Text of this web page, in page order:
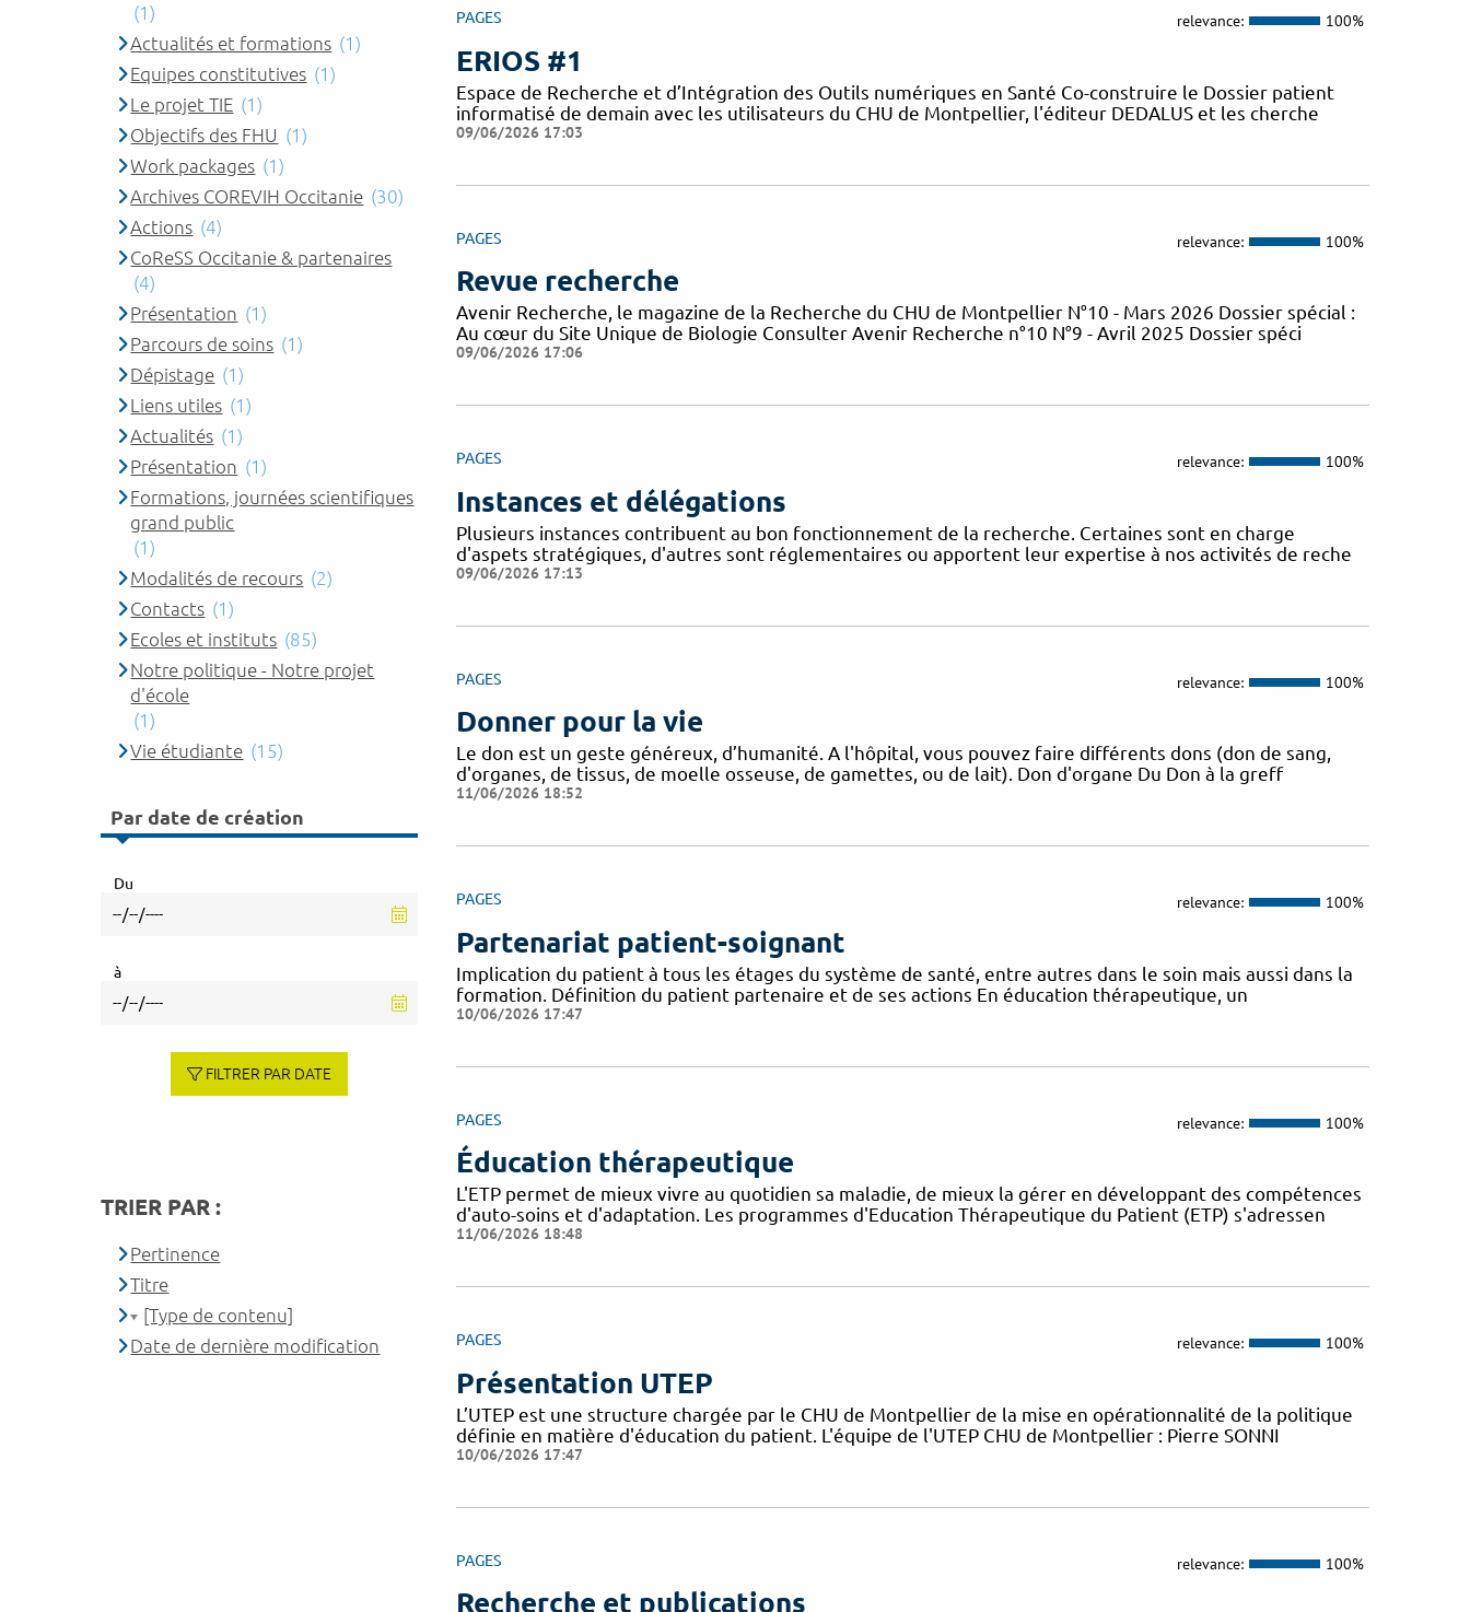
PAGES relevance: 100%
ERIOS #1
Espace de Recherche et d’Intégration des Outils numériques en Santé Co-construire le Dossier patient
informatisé de demain avec les utilisateurs du CHU de Montpellier, l'éditeur DEDALUS et les cherche
09/06/2026 17:03
PAGES relevance: 100%
Revue recherche
Avenir Recherche, le magazine de la Recherche du CHU de Montpellier N°10 - Mars 2026 Dossier spécial :
Au cœur du Site Unique de Biologie Consulter Avenir Recherche n°10 N°9 - Avril 2025 Dossier spéci
09/06/2026 17:06
PAGES relevance: 100%
Instances et délégations
Plusieurs instances contribuent au bon fonctionnement de la recherche. Certaines sont en charge
d'aspets stratégiques, d'autres sont réglementaires ou apportent leur expertise à nos activités de reche
09/06/2026 17:13
PAGES relevance: 100%
Donner pour la vie
Le don est un geste généreux, d’humanité. A l'hôpital, vous pouvez faire différents dons (don de sang,
d'organes, de tissus, de moelle osseuse, de gamettes, ou de lait). Don d'organe Du Don à la greff
11/06/2026 18:52
PAGES relevance: 100%
Partenariat patient-soignant
Implication du patient à tous les étages du système de santé, entre autres dans le soin mais aussi dans la
formation. Définition du patient partenaire et de ses actions En éducation thérapeutique, un
10/06/2026 17:47
PAGES relevance: 100%
Éducation thérapeutique
L'ETP permet de mieux vivre au quotidien sa maladie, de mieux la gérer en développant des compétences
d'auto-soins et d'adaptation. Les programmes d'Education Thérapeutique du Patient (ETP) s'adressen
11/06/2026 18:48
PAGES relevance: 100%
Présentation UTEP
L’UTEP est une structure chargée par le CHU de Montpellier de la mise en opérationnalité de la politique
définie en matière d'éducation du patient. L'équipe de l'UTEP CHU de Montpellier : Pierre SONNI
10/06/2026 17:47
PAGES relevance: 100%
Recherche et publications
(1)
Actualités et formations (1)
Equipes constitutives (1)
Le projet TIE (1)
Objectifs des FHU (1)
Work packages (1)
Archives COREVIH Occitanie (30)
Actions (4)
CoReSS Occitanie & partenaires
(4)
Présentation (1)
Parcours de soins (1)
Dépistage (1)
Liens utiles (1)
Actualités (1)
Présentation (1)
Formations, journées scientifiques
grand public
(1)
Modalités de recours (2)
Contacts (1)
Ecoles et instituts (85)
Notre politique - Notre projet
d'école
(1)
Vie étudiante (15)
Par date de création
Du
à
FILTRER PAR DATE
TRIER PAR :
Pertinence
Titre
[Type de contenu]
Date de dernière modification